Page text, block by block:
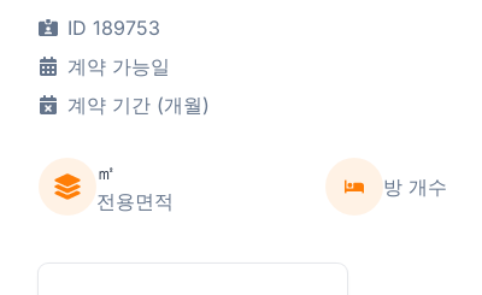
ID 189753
계약 가능일
계약 기간 (개월)
㎡
전용면적
방 개수